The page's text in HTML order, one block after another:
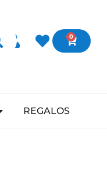
0
REGALOS